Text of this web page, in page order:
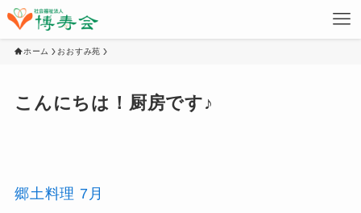
ホーム おおすみ苑
こんにちは！厨房です♪
郷土料理 7月